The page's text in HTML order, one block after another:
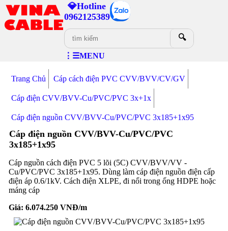
💎Hotline
0962125389
🔍
⋮☰MENU
Trang Chủ Cáp cách điện PVC CVV/BVV/CV/GV
Cáp điện CVV/BVV-Cu/PVC/PVC 3x+1x
Cáp điện nguồn CVV/BVV-Cu/PVC/PVC 3x185+1x95
Cáp điện nguồn CVV/BVV-Cu/PVC/PVC
3x185+1x95
Cáp nguồn cách điện PVC 5 lõi (5C) CVV/BVV/VV -
Cu/PVC/PVC 3x185+1x95. Dùng làm cáp điện nguồn điện cấp
điện áp 0.6/1kV. Cách điện XLPE, đi nổi trong ống HDPE hoặc
máng cáp
Giá: 6.074.250VNĐ/m